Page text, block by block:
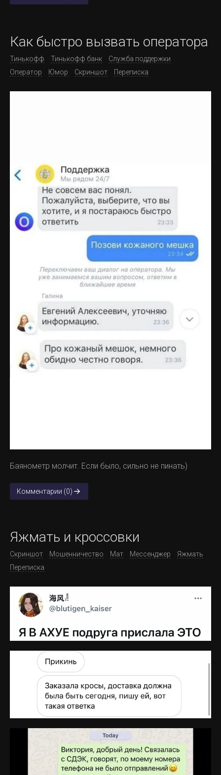
Как быстро вызвать оператора
Тинькофф Тинькофф банк
Служба поддержки
Оператор
Юмор Скриншот Переписка
Баянометр молчит. Если было, сильно не пинать)
Комментарии (0)
Яжмать и кроссовки
Скриншот Мошенничество Мат Мессенджер
Яжмать
Переписка